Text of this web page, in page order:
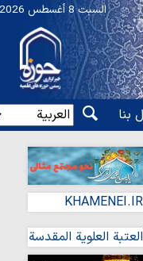
السبت 8 أغسطس 2026
بنا